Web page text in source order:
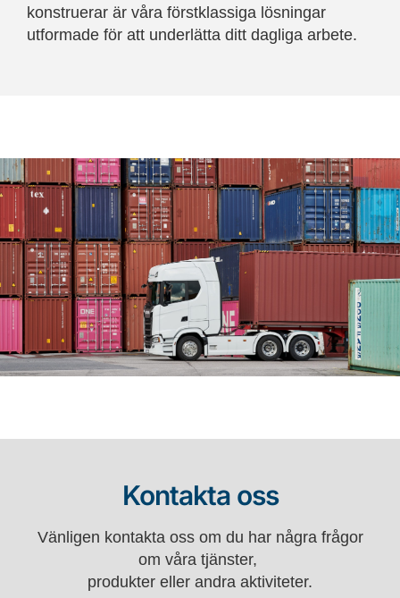
konstruerar är våra förstklassiga lösningar
utformade för att underlätta ditt dagliga arbete.
Kontakta oss
Vänligen kontakta oss om du har några frågor
om våra tjänster,
produkter eller andra aktiviteter.